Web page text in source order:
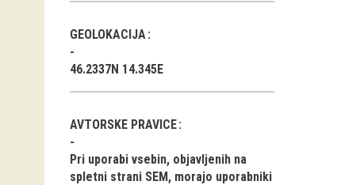
GEOLOKACIJA
46.2337N 14.345E
AVTORSKE PRAVICE
Pri uporabi vsebin, objavljenih na
spletni strani SEM, morajo uporabniki